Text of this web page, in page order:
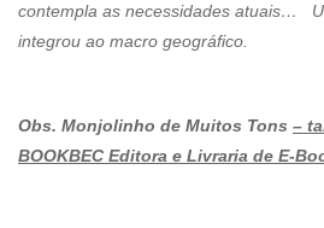
contempla as necessidades atuais…
integrou ao macro geográfico.
Obs. Monjolinho de Muitos Tons –
BOOKBEC Editora e Livraria de E-